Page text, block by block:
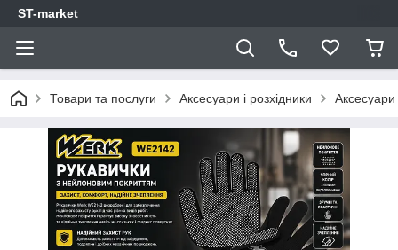
ST-market
Товари та послуги Аксесуари і розхідники Аксесуари